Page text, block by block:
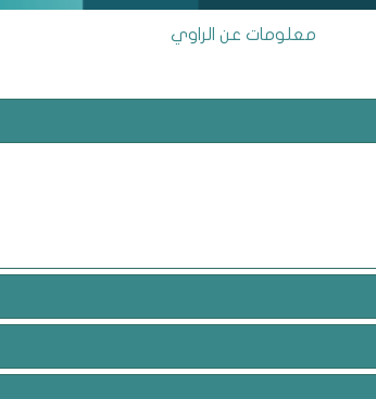
معلومات عن الراوي